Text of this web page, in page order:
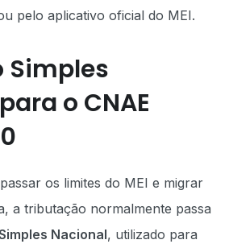
pelo aplicativo oficial do MEI.
Simples
o CNAE
os limites do MEI e migrar
a tributação normalmente passa
Nacional, utilizado para